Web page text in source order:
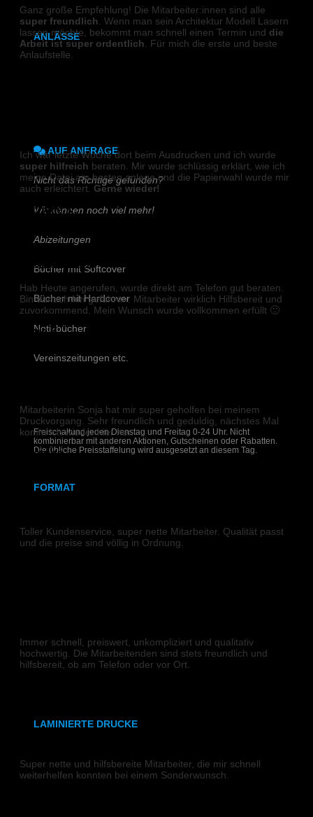
Klammerheftung
ANLÄSSE
AUF ANFRAGE
Nicht das Richtige gefunden?
Wir können noch viel mehr!
Abizeitungen
Bücher mit Softcover
Bücher mit Hardcover
Notizbücher
Vereinszeitungen etc.
Freischaltung jeden Dienstag und Freitag 0-24 Uhr. Nicht
kombinierbar mit anderen Aktionen, Gutscheinen oder Rabatten.
Die übliche Preisstaffelung wird ausgesetzt an diesem Tag.
FORMAT
DIN A3
synthetisches Papier
LAMINIERTE DRUCKE
Ganz große Empfehlung! Die Mitarbeiter:innen sind alle
super freundlich. Wenn man sein Architektur Modell Lasern
lassen möchte, bekommt man schnell einen Termin und die
Arbeit ist super ordentlich. Für mich die erste und beste
Anlaufstelle.
Ich war letzte Woche dort beim Ausdrucken und ich wurde
super hilfreich beraten. Mir wurde schlüssig erklärt, wie ich
meine Datei am besten anlege und die Papierwahl wurde mir
auch erleichtert. Gerne wieder!
Michelle K.
DIGITALDRUCK
Hab Heute angerufen, wurde direkt am Telefon gut beraten.
Bin danach hin gefahren. Mitarbeiter wirklich Hilfsbereit und
zuvorkommend. Mein Wunsch wurde vollkommen erfüllt 🙂
Emre E.
Mitarbeiterin Sonja hat mir super geholfen bei meinem
Druckvorgang. Sehr freundlich und geduldig, nächstes Mal
komm ich wieder hier her.
Pitstone
Toller Kundenservice, super nette Mitarbeiter. Qualität passt
und die preise sind völlig in Ordnung.
Immer schnell, preiswert, unkompliziert und qualitativ
hochwertig. Die Mitarbeitenden sind stets freundlich und
hilfsbereit, ob am Telefon oder vor Ort.
Super nette und hilfsbereite Mitarbeiter, die mir schnell
weiterhelfen konnten bei einem Sonderwunsch.